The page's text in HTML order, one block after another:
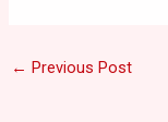
← Previous Post